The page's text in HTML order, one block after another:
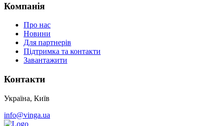
Компанія
Про нас
Новини
Для партнерів
Підтримка та контакти
Завантажити
Контакти
Україна, Київ
info@vinga.ua